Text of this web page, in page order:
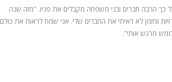
כך הרבה חברים ובני משפחה מקבלים את פניו. "מזה שנה
ומזמן לא ראיתי את החברים שלי. אני שמח לראות את כולם
מרגש אותי".